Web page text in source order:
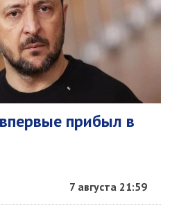
прибыл в
7 августа 21:59